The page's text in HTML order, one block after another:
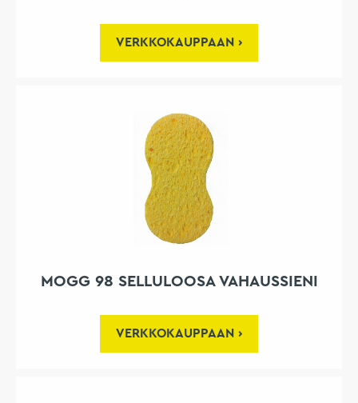
VERKKOKAUPPAAN
MOGG 98 SELLULOOSA VAHAUSSIENI
VERKKOKAUPPAAN